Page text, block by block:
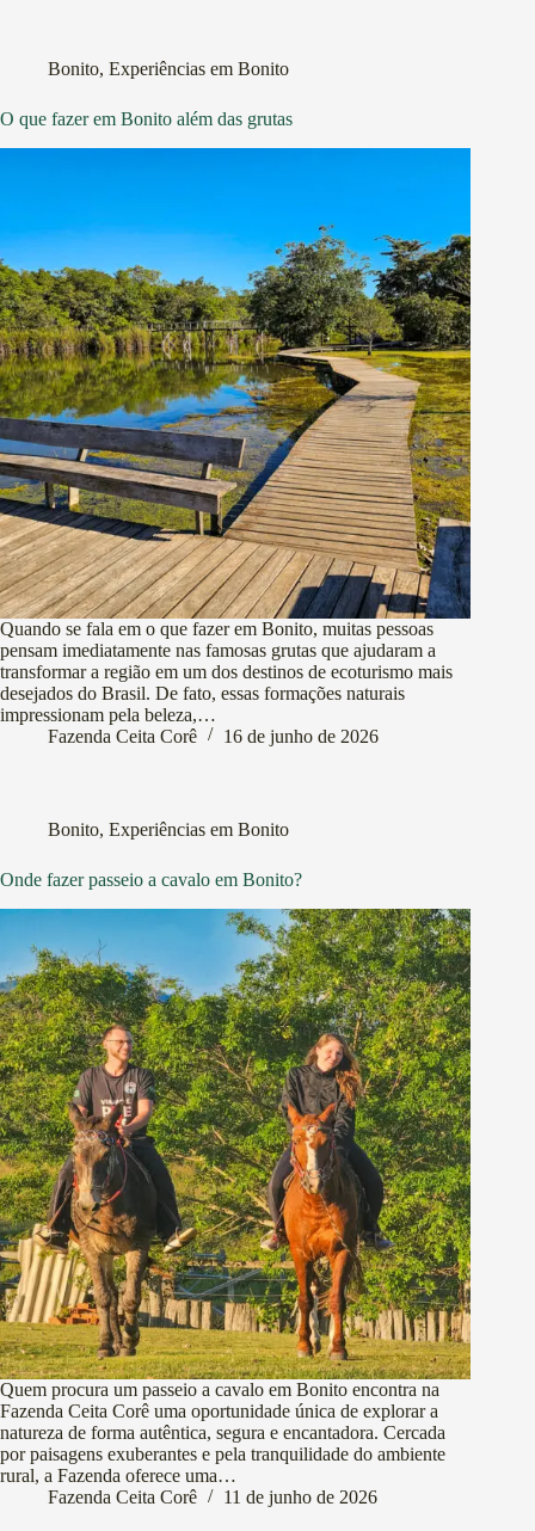
Bonito, Experiências em Bonito
O que fazer em Bonito além das grutas
Quando se fala em o que fazer em Bonito, muitas pessoas
pensam imediatamente nas famosas grutas que ajudaram a
transformar a região em um dos destinos de ecoturismo mais
desejados do Brasil. De fato, essas formações naturais
impressionam pela beleza,…
Fazenda Ceita Corê
16 de junho de 2026
Bonito, Experiências em Bonito
Onde fazer passeio a cavalo em Bonito?
Quem procura um passeio a cavalo em Bonito encontra na
Fazenda Ceita Corê uma oportunidade única de explorar a
natureza de forma autêntica, segura e encantadora. Cercada
por paisagens exuberantes e pela tranquilidade do ambiente
rural, a Fazenda oferece uma…
Fazenda Ceita Corê
11 de junho de 2026